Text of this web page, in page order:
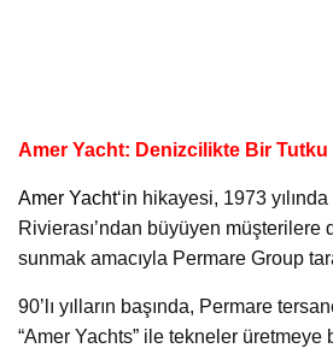
Amer Yacht: Denizcilikte Bir Tutku
Amer Yacht‘in hikayesi, 1973
Rivierası’ndan büyüyen
sunmak amacıyla Permare Group
90’lı yılların başında, Permare
“Amer Yachts” ile tekneler